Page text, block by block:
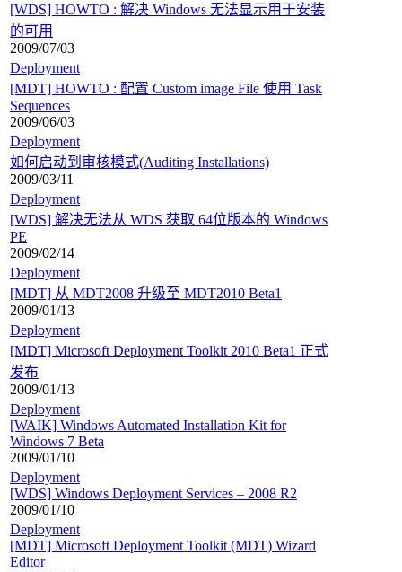
[WDS] HOWTO : 解决 Windows 无法显示用于安装
的可用
2009/07/03
Deployment
[MDT] HOWTO : 配置 Custom image File 使用 Task
Sequences
2009/06/03
Deployment
如何启动到审核模式(Auditing Installations)
2009/03/11
Deployment
[WDS] 解决无法从 WDS 获取 64位版本的 Windows
PE
2009/02/14
Deployment
[MDT] 从 MDT2008 升级至 MDT2010 Beta1
2009/01/13
Deployment
[MDT] Microsoft Deployment Toolkit 2010 Beta1 正式
发布
2009/01/13
Deployment
[WAIK] Windows Automated Installation Kit for
Windows 7 Beta
2009/01/10
Deployment
[WDS] Windows Deployment Services – 2008 R2
2009/01/10
Deployment
[MDT] Microsoft Deployment Toolkit (MDT) Wizard
Editor